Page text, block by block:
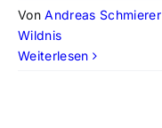
VonAndreas Schmierer
Wildnis
Weiterlesen